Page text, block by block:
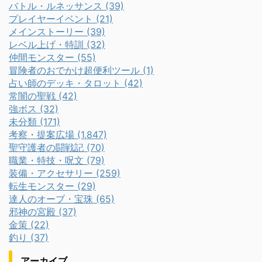
バトル・ルネッサンス (39)
プレイヤーイベント (21)
メインストーリー (39)
レベル上げ・特訓 (32)
仲間モンスター (55)
冒険者のおでかけ超便利ツール (1)
占い師のデッキ・タロット (42)
常闇の聖戦 (42)
強ボス (32)
未分類 (171)
考察・提案広場 (1,847)
聖守護者の闘戦記 (70)
職業・特技・呪文 (79)
装備・アクセサリー (259)
転生モンスター (29)
達人のオーブ・宝珠 (65)
邪神の宮殿 (37)
金策 (22)
釣り (37)